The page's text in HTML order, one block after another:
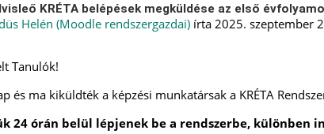
KRÉTA belépések megküldése az első
Helén (Moodle rendszergazdai)írta 2025. szeptember
szám: 0
Tanulók!
és ma kiküldték a képzési munkatársak a KRÉTA
24 órán belül lépjenek be a rendszerbe, különben